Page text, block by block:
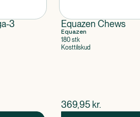
3 Equazen Chews
Equazen
180 stk
Kosttilskud
$nuværende pris
369,95 kr.